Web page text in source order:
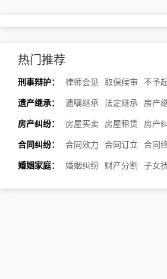
热门推荐
刑事辩护： 律师会见 取保候审 不予
遗产继承： 遗嘱继承 法定继承 房产
房产纠纷： 房屋买卖 房屋租赁 房产
合同纠纷： 合同效力 合同订立 合同
婚姻家庭： 婚姻纠纷 财产分割 子女